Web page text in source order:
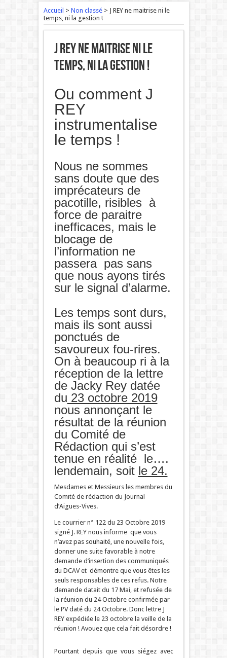
Accueil > Non classé> J REY ne maitrise ni le
temps, ni la gestion !
J REY ne maitrise ni le
temps, ni la gestion !
Ou comment J
REY
instrumentalise
le temps !
Nous ne sommes
sans doute que des
imprécateurs de
pacotille, risibles à
force de paraitre
inefficaces, mais le
blocage de
l’information ne
passera pas sans
que nous ayons tirés
sur le signal d’alarme.
Les temps sont durs,
mais ils sont aussi
ponctués de
savoureux fou-rires.
On à beaucoup ri à la
réception de la lettre
de Jacky Rey datée
du 23 octobre 2019
nous annonçant le
résultat de la réunion
du Comité de
Rédaction qui s’est
tenue en réalité le….
lendemain, soit le 24.
Mesdames et Messieurs les membres du
Comité de rédaction du Journal
d’Aigues-Vives.
Le courrier n° 122 du 23 Octobre 2019
signé J. REY nous informe que vous
n’avez pas souhaité, une nouvelle fois,
donner une suite favorable à notre
demande d’insertion des communiqués
du DCAV et démontre que vous êtes les
seuls responsables de ces refus. Notre
demande datait du 17 Mai, et refusée de
la réunion du 24 Octobre confirmée par
le PV daté du 24 Octobre. Donc lettre J
REY expédiée le 23 octobre la veille de la
réunion ! Avouez que cela fait désordre !
Pourtant depuis que vous siégez avec